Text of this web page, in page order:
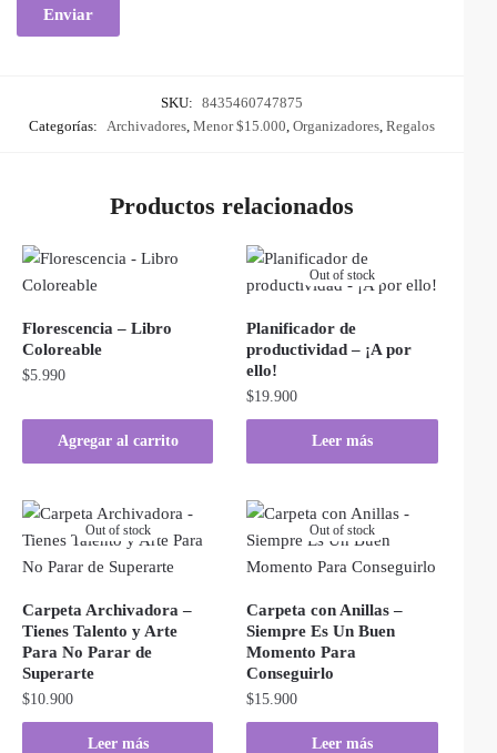
SKU: 8435460747875
Categorías:
Archivadores Menor $15.000 Organizadores Regalos
Productos relacionados
Florescencia – Libro
Coloreable
$5.990
Agregar al carrito
Out of stock
Planificador de
productividad – ¡A por
ello!
$19.900
Leer más
Out of stock
Carpeta Archivadora –
Tienes Talento y Arte
Para No Parar de
Superarte
$10.900
Leer más
Out of stock
Carpeta con Anillas –
Siempre Es Un Buen
Momento Para
Conseguirlo
$15.900
Leer más